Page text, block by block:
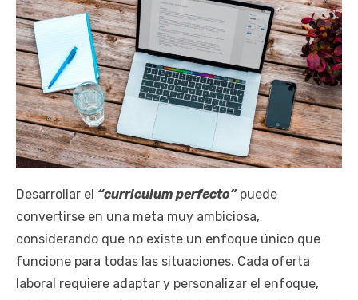
Desarrollar el “curriculum perfecto”puede
convertirse en una meta muy ambiciosa,
considerando que no existe un enfoque único que
funcione para todas las situaciones. Cada oferta
laboral requiere adaptar y personalizar el enfoque,